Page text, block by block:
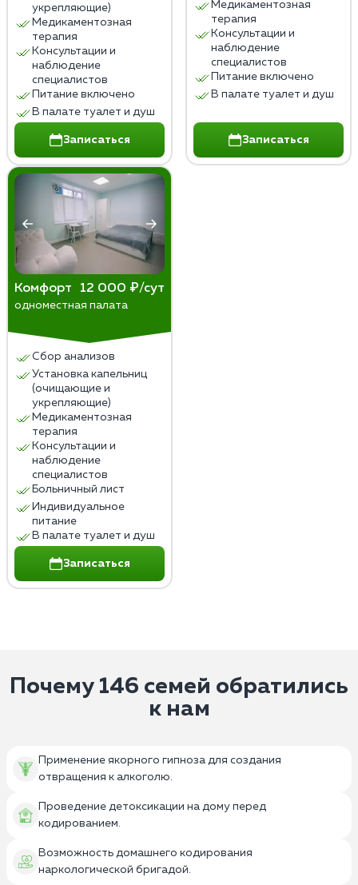
укрепляющие)
Медикаментозная
терапия
Консультации и
наблюдение
специалистов
Питание включено
В палате туалет и душ
Записаться
Медикаментозная
терапия
Консультации и
наблюдение
специалистов
Питание включено
В палате туалет и душ
Записаться
Комфорт 12 000 ₽/сут
одноместная палата
Сбор анализов
Установка капельниц
(очищающие и
укрепляющие)
Медикаментозная
терапия
Консультации и
наблюдение
специалистов
Больничный лист
Индивидуальное
питание
В палате туалет и душ
Записаться
Почему 146 семей обратились
к нам
Применение якорного гипноза для создания
отвращения к алкоголю.
Проведение детоксикации на дому перед
кодированием.
Возможность домашнего кодирования
наркологической бригадой.